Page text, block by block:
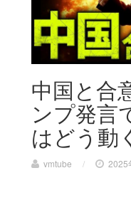
中国と合
ンプ発言
はどう動
vmtube / 2025